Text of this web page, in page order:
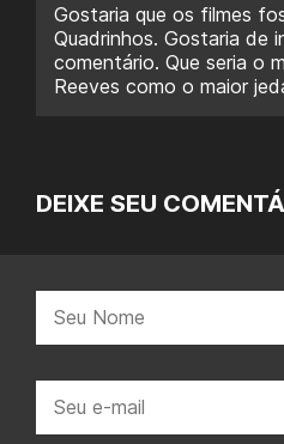
Gostaria que os filmes
Quadrinhos. Gostaria de
comentário. Que seria o
Reeves como o maior
DEIXE SEU
mail: